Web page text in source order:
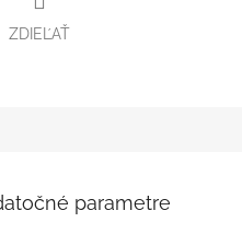
ZDIEĽAŤ
parametre